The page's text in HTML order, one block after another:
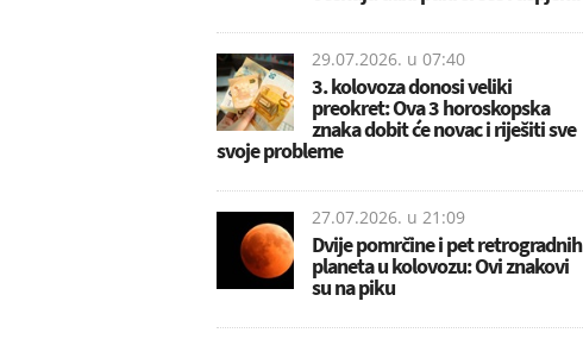
29.07.2026. u 07:40
3. kolovoza donosi veliki
preokret: Ova 3 horoskopska
znaka dobit će novac i riješiti sve
svoje probleme
27.07.2026. u 21:09
Dvije pomrčine i pet retrogradnih
planeta u kolovozu: Ovi znakovi
su na piku